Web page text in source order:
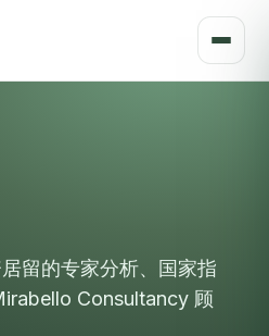
留的专家分析、国家指
Consultancy 顾